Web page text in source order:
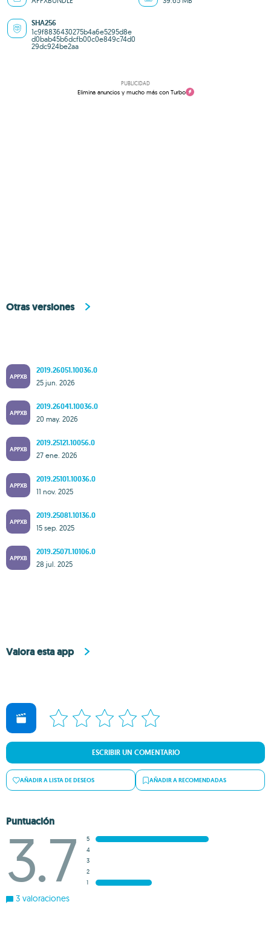
SHA256
1c9f8836430275b4a6e5295d8e
d0bab45b6dcfb00c0e849c74d0
29dc924be2aa
PUBLICIDAD
Elimina anuncios y mucho más con Turbo
Otras versiones
APPXB
2019.26051.10036.0
25 jun. 2026
APPXB
2019.26041.10036.0
20 may. 2026
APPXB
2019.25121.10056.0
27 ene. 2026
APPXB
2019.25101.10036.0
11 nov. 2025
APPXB
2019.25081.10136.0
15 sep. 2025
APPXB
2019.25071.10106.0
28 jul. 2025
Valora esta app
ESCRIBIR UN COMENTARIO
AÑADIR A LISTA DE DESEOS AÑADIR A RECOMENDADAS
Puntuación
3.7
5
4
3
2
1
3 valoraciones